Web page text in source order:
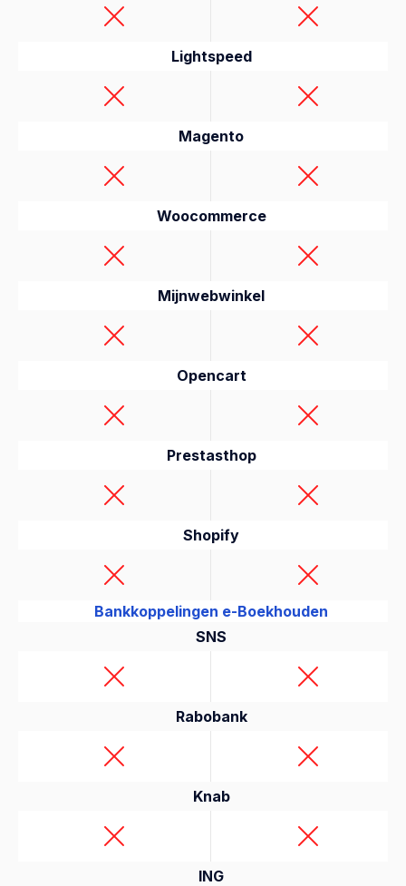
Lightspeed
Magento
Woocommerce
Mijnwebwinkel
Opencart
Prestasthop
Shopify
Bankkoppelingen e-Boekhouden
SNS
Rabobank
Knab
ING